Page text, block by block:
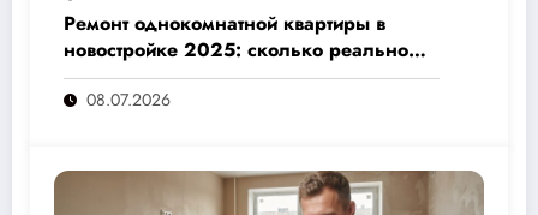
Ремонт однокомнатной квартиры в
новостройке 2025: сколько реально
стоит и как не переплатить — полный
расчёт от 500 000 рублей
08.07.2026